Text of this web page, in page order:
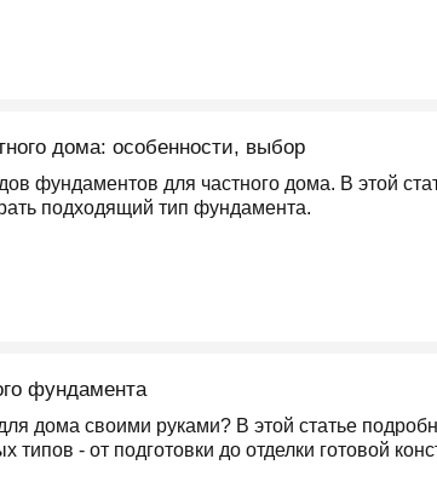
дома: особенности, выбор
фундаментов для частного дома. В этой
подходящий тип фундамента.
фундамента
дома своими руками? В этой статье
- от подготовки до отделки готовой